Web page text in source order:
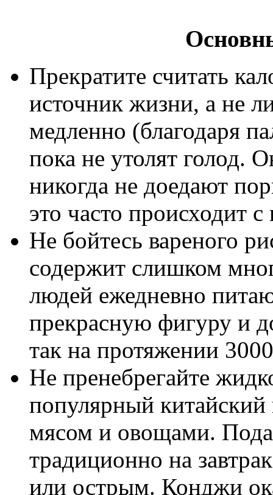
Прекратите считать
источник жизни, а не
медленно (благодаря
пока не утолят голод.
никогда не доедают
это часто происходит
Не бойтесь вареного
содержит слишком
людей ежедневно
прекрасную фигуру и
так на протяжении
Не пренебрегайте
популярный
мясом и овощами.
традиционно на
или острым. Конджи